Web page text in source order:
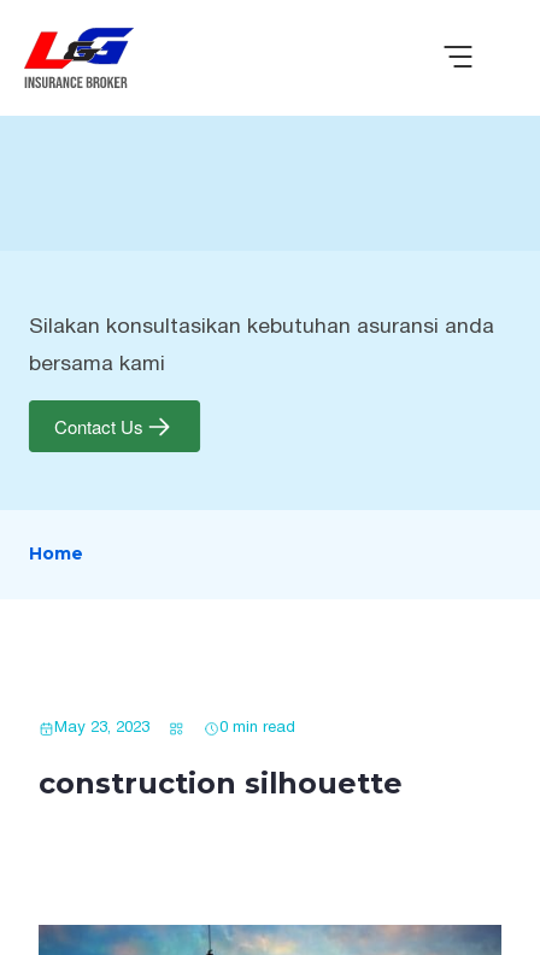
Silakan konsultasikan kebutuhan asuransi anda
bersama kami
Contact Us
Home
May 23, 2023 0 min read
construction silhouette